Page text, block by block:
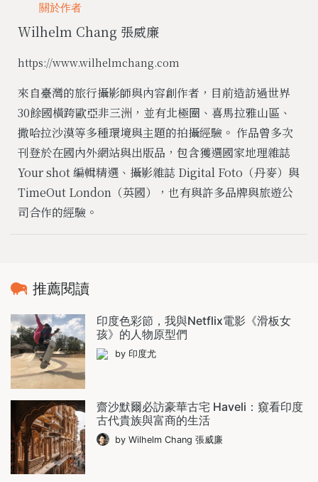
關於作者
Wilhelm Chang 張威廉
https://www.wilhelmchang.com
來自臺灣的旅行攝影師與內容創作者，目前造訪過世界
30餘國橫跨歐亞非三洲，並有北極圈、喜馬拉雅山區、
撒哈拉沙漠等多種環境與主題的拍攝經驗。 作品曾多次
刊登於在國內外網站與出版品，包含獲選國家地理雜誌
Your shot 編輯精選、攝影雜誌 Digital Foto（丹麥）與
TimeOut London（英國），也有與許多品牌與旅遊公
司合作的經驗。
推薦閱讀
印度色彩節，我與Netflix電影《滑板女
孩》的人物原型們
by 印度尤
齋沙默爾必訪豪華古宅 Haveli：窺看印度
古代貴族與富商的生活
by Wilhelm Chang 張威廉